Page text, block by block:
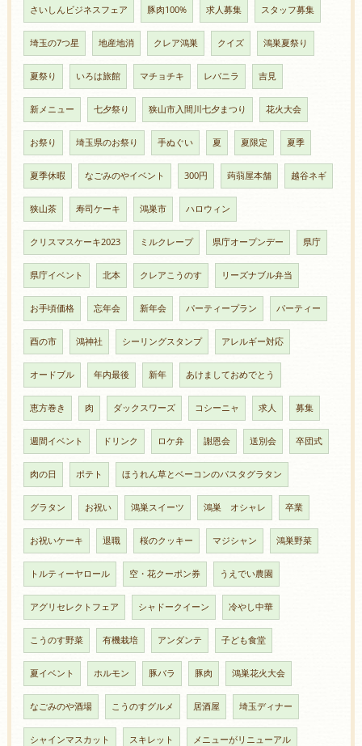
さいしんビジネスフェア 豚肉100% 求人募集 スタッフ募集
埼玉の7つ星 地産地消 クレア鴻巣 クイズ 鴻巣夏祭り
夏祭り いろは旅館 マチョチキ レバニラ 吉見
新メニュー 七夕祭り 狭山市入間川七夕まつり 花火大会
お祭り 埼玉県のお祭り 手ぬぐい 夏 夏限定 夏季
夏季休暇 なごみのやイベント 300円 蒟蒻屋本舗 越谷ネギ
狭山茶 寿司ケーキ 鴻巣市 ハロウィン
クリスマスケーキ2023 ミルクレープ 県庁オープンデー 県庁
県庁イベント 北本 クレアこうのす リーズナブル弁当
お手頃価格 忘年会 新年会 パーティープラン パーティー
酉の市 鴻神社 シーリングスタンプ アレルギー対応
オードブル 年内最後 新年 あけましておめでとう
恵方巻き 肉 ダックスワーズ コシーニャ 求人 募集
週間イベント ドリンク ロケ弁 謝恩会 送別会 卒団式
肉の日 ポテト ほうれん草とベーコンのパスタグラタン
グラタン お祝い 鴻巣スイーツ 鴻巣 オシャレ 卒業
お祝いケーキ 退職 桜のクッキー マジシャン 鴻巣野菜
トルティーヤロール 空・花クーポン券 うえでい農園
アグリセレクトフェア シャドークイーン 冷やし中華
こうのす野菜 有機栽培 アンダンテ 子ども食堂
夏イベント ホルモン 豚バラ 豚肉 鴻巣花火大会
なごみのや酒場 こうのすグルメ 居酒屋 埼玉ディナー
シャインマスカット スキレット メニューがリニューアル